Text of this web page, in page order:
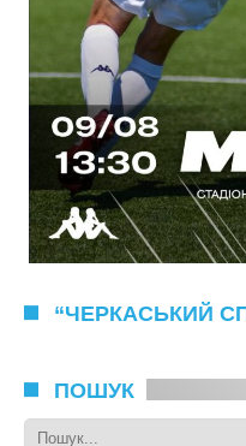
“ЧЕРКАСЬКИЙ
ПОШУК